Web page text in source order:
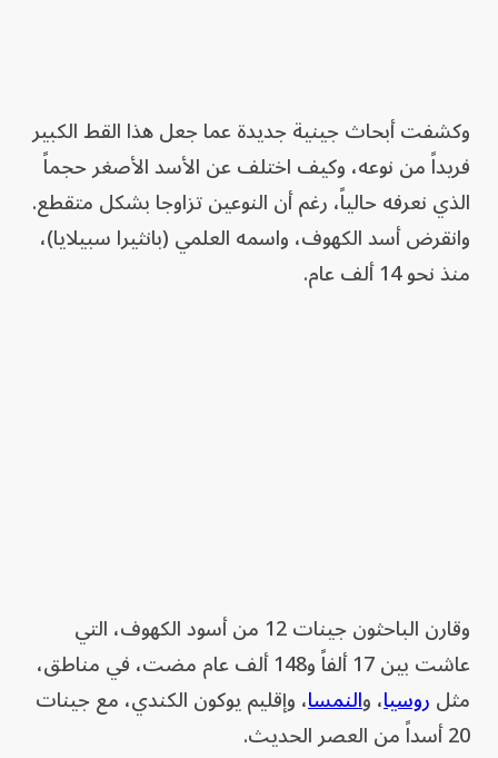
وكشفت أبحاث جينية جديدة عما جعل هذا القط الكبير
فريداً من نوعه، وكيف اختلف عن الأسد الأصغر حجماً
الذي نعرفه حالياً، رغم أن النوعين تزاوجا بشكل متقطع.
وانقرض أسد الكهوف، واسمه العلمي (بانثيرا سبيلايا)،
منذ نحو 14 ألف عام.
وقارن الباحثون جينات 12 من أسود الكهوف، التي
عاشت بين 17 ألفاً و148 ألف عام مضت، في مناطق،
مثلروسيا، والنمسا، وإقليم يوكون الكندي، مع جينات
20 أسداً من العصر الحديث.